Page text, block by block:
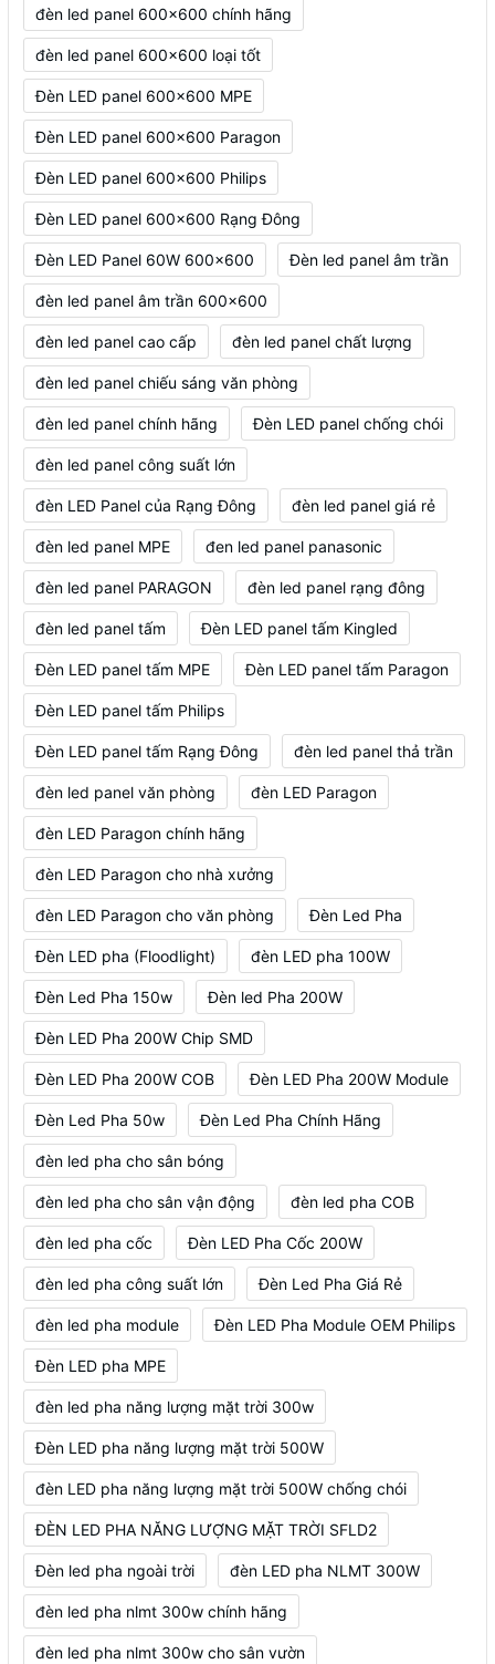
đèn led panel 600x600 chính hãng
đèn led panel 600x600 loại tốt
Đèn LED panel 600x600 MPE
Đèn LED panel 600x600 Paragon
Đèn LED panel 600x600 Philips
Đèn LED panel 600x600 Rạng Đông
Đèn LED Panel 60W 600x600 Đèn led panel âm trần
đèn led panel âm trần 600x600
đèn led panel cao cấp đèn led panel chất lượng
đèn led panel chiếu sáng văn phòng
đèn led panel chính hãng Đèn LED panel chống chói
đèn led panel công suất lớn
đèn LED Panel của Rạng Đông đèn led panel giá rẻ
đèn led panel MPE đen led panel panasonic
đèn led panel PARAGON đèn led panel rạng đông
đèn led panel tấm Đèn LED panel tấm Kingled
Đèn LED panel tấm MPE Đèn LED panel tấm Paragon
Đèn LED panel tấm Philips
Đèn LED panel tấm Rạng Đông đèn led panel thả trần
đèn led panel văn phòng đèn LED Paragon
đèn LED Paragon chính hãng
đèn LED Paragon cho nhà xưởng
đèn LED Paragon cho văn phòng Đèn Led Pha
Đèn LED pha (Floodlight) đèn LED pha 100W
Đèn Led Pha 150w Đèn led Pha 200W
Đèn LED Pha 200W Chip SMD
Đèn LED Pha 200W COB Đèn LED Pha 200W Module
Đèn Led Pha 50w Đèn Led Pha Chính Hãng
đèn led pha cho sân bóng
đèn led pha cho sân vận động đèn led pha COB
đèn led pha cốc Đèn LED Pha Cốc 200W
đèn led pha công suất lớn Đèn Led Pha Giá Rẻ
đèn led pha module Đèn LED Pha Module OEM Philips
Đèn LED pha MPE
đèn led pha năng lượng mặt trời 300w
Đèn LED pha năng lượng mặt trời 500W
đèn LED pha năng lượng mặt trời 500W chống chói
ĐÈN LED PHA NĂNG LƯỢNG MẶT TRỜI SFLD2
Đèn led pha ngoài trời đèn LED pha NLMT 300W
đèn led pha nlmt 300w chính hãng
đèn led pha nlmt 300w cho sân vườn